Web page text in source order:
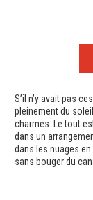
S’il n’y avait pas
pleinement du
charmes. Le tout
dans un
dans les nuages
sans bouger du